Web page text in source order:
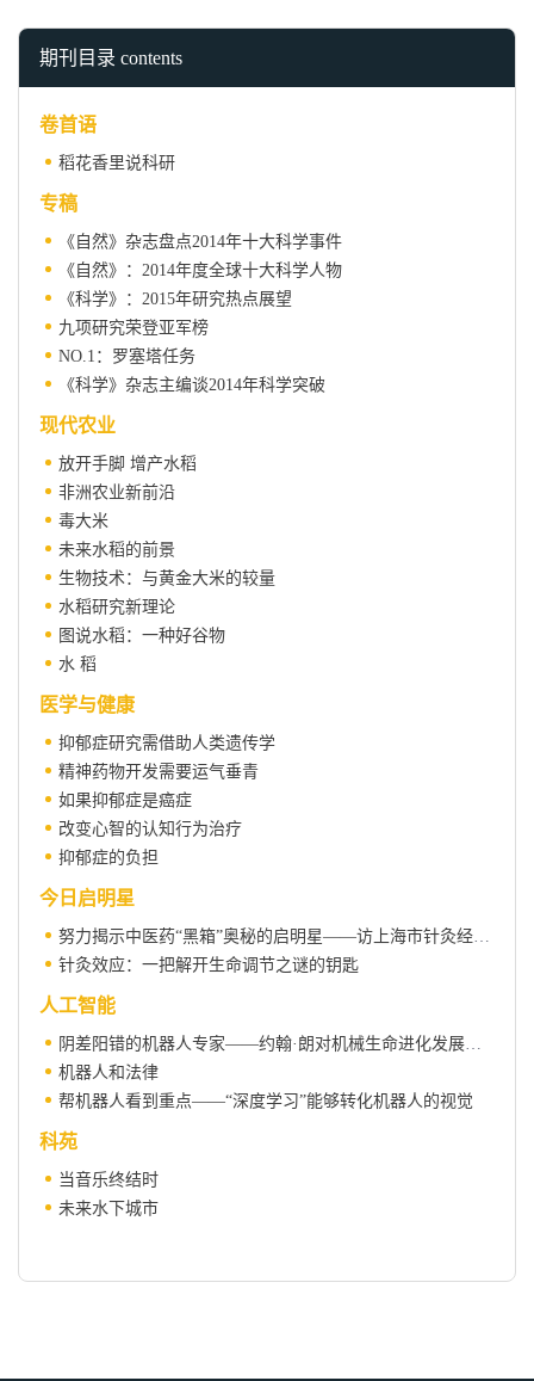
期刊目录 contents
卷首语
稻花香里说科研
专稿
《自然》杂志盘点2014年十大科学事件
《自然》：2014年度全球十大科学人物
《科学》：2015年研究热点展望
九项研究荣登亚军榜
NO.1：罗塞塔任务
《科学》杂志主编谈2014年科学突破
现代农业
放开手脚 增产水稻
非洲农业新前沿
毒大米
未来水稻的前景
生物技术：与黄金大米的较量
水稻研究新理论
图说水稻：一种好谷物
水 稻
医学与健康
抑郁症研究需借助人类遗传学
精神药物开发需要运气垂青
如果抑郁症是癌症
改变心智的认知行为治疗
抑郁症的负担
今日启明星
努力揭示中医药“黑箱”奥秘的启明星——访上海市针灸经络研究所尹磊淼副研究员
针灸效应：一把解开生命调节之谜的钥匙
人工智能
阴差阳错的机器人专家——约翰·朗对机械生命进化发展的探索
机器人和法律
帮机器人看到重点——“深度学习”能够转化机器人的视觉
科苑
当音乐终结时
未来水下城市